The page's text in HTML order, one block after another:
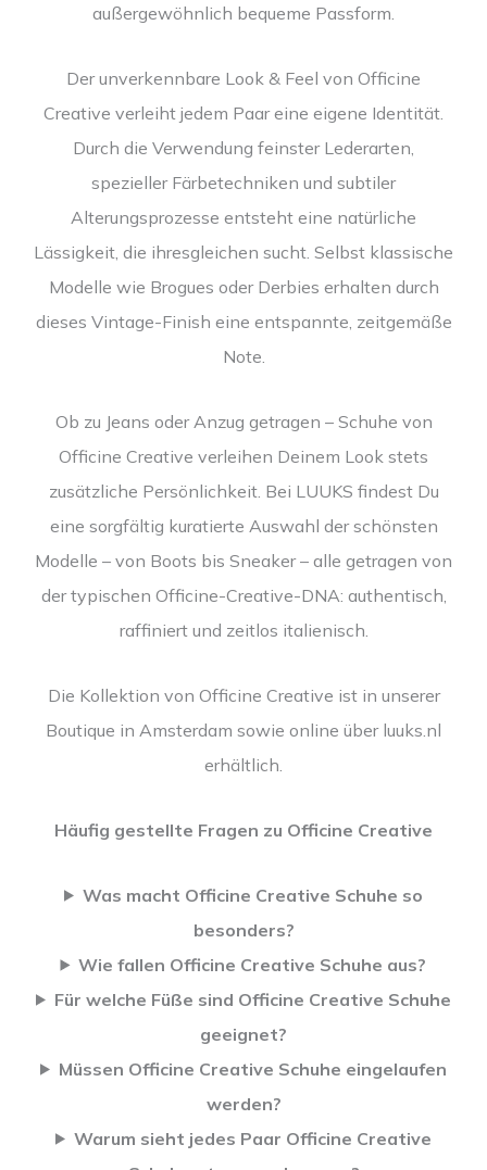
außergewöhnlich bequeme Passform.
Der unverkennbare Look & Feel von Officine
Creative verleiht jedem Paar eine eigene Identität.
Durch die Verwendung feinster Lederarten,
spezieller Färbetechniken und subtiler
Alterungsprozesse entsteht eine natürliche
Lässigkeit, die ihresgleichen sucht. Selbst klassische
Modelle wie Brogues oder Derbies erhalten durch
dieses Vintage-Finish eine entspannte, zeitgemäße
Note.
Ob zu Jeans oder Anzug getragen – Schuhe von
Officine Creative verleihen Deinem Look stets
zusätzliche Persönlichkeit. Bei LUUKS findest Du
eine sorgfältig kuratierte Auswahl der schönsten
Modelle – von Boots bis Sneaker – alle getragen von
der typischen Officine-Creative-DNA: authentisch,
raffiniert und zeitlos italienisch.
Die Kollektion von Officine Creative ist in unserer
Boutique in Amsterdam sowie online über luuks.nl
erhältlich.
Häufig gestellte Fragen zu Officine Creative
Was macht Officine Creative Schuhe so
besonders?
Wie fallen Officine Creative Schuhe aus?
Für welche Füße sind Officine Creative Schuhe
geeignet?
Müssen Officine Creative Schuhe eingelaufen
werden?
Warum sieht jedes Paar Officine Creative